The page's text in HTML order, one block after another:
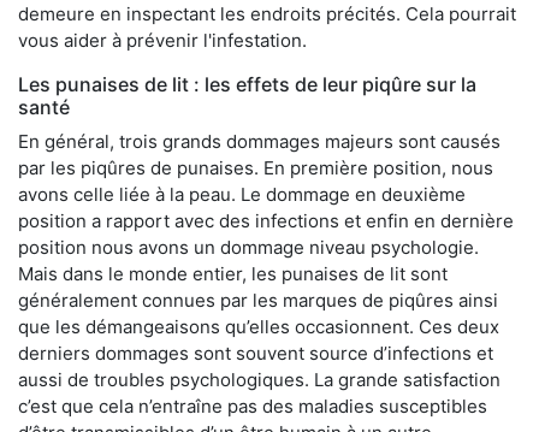
demeure en inspectant les endroits précités. Cela pourrait
vous aider à prévenir l'infestation.
Les punaises de lit : les effets de leur piqûre sur la
santé
En général, trois grands dommages majeurs sont causés
par les piqûres de punaises. En première position, nous
avons celle liée à la peau. Le dommage en deuxième
position a rapport avec des infections et enfin en dernière
position nous avons un dommage niveau psychologie.
Mais dans le monde entier, les punaises de lit sont
généralement connues par les marques de piqûres ainsi
que les démangeaisons qu’elles occasionnent. Ces deux
derniers dommages sont souvent source d’infections et
aussi de troubles psychologiques. La grande satisfaction
c’est que cela n’entraîne pas des maladies susceptibles